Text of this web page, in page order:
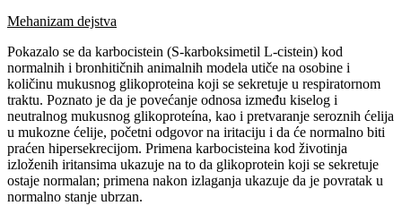
Mehanizam dejstva
Pokazalo se da karbocistein (S-karboksimetil L-cistein) kod
normalnih i bronhitičnih animalnih modela utiče na osobine i
količinu mukusnog glikoproteina koji se sekretuje u respiratornom
traktu. Poznato je da je povećanje odnosa između kiselog i
neutralnog mukusnog glikoproteína, kao i pretvaranje seroznih ćelija
u mukozne ćelije, početni odgovor na iritaciju i da će normalno biti
praćen hipersekrecijom. Primena karbocisteina kod životinja
izloženih iritansima ukazuje na to da glikoprotein koji se sekretuje
ostaje normalan; primena nakon izlaganja ukazuje da je povratak u
normalno stanje ubrzan.